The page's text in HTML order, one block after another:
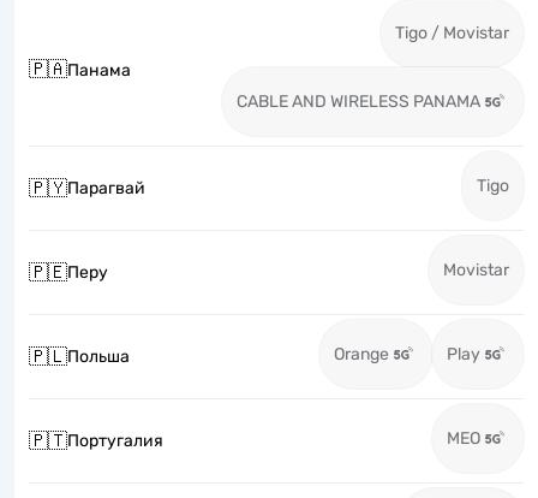
🇵🇦Панама
Tigo / Movistar
CABLE AND WIRELESS PANAMA
🇵🇾Парагвай Tigo
🇵🇪Перу Movistar
🇵🇱Польша Orange Play
🇵🇹Португалия MEO